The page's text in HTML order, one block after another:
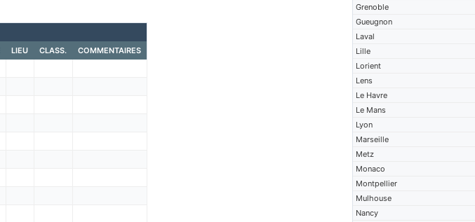
Grenoble
Gueugnon
Laval
Lille
Lorient
Lens
Le Havre
Le Mans
Lyon
Marseille
Metz
Monaco
Montpellier
Mulhouse
Nancy
LIEU CLASS. COMMENTAIRES